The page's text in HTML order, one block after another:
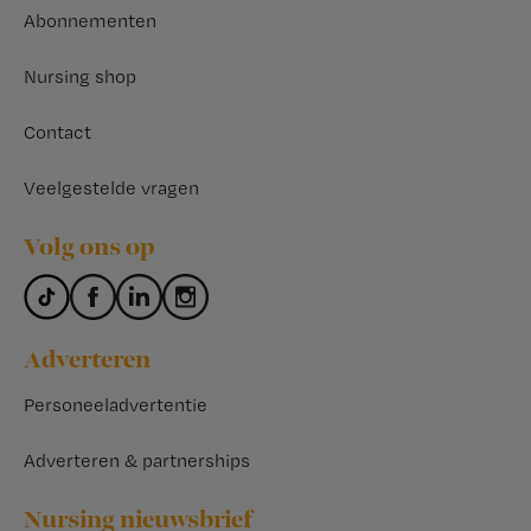
Abonnementen
Nursing shop
Contact
Veelgestelde vragen
Volg ons op
Adverteren
Personeeladvertentie
Adverteren & partnerships
Nursing nieuwsbrief